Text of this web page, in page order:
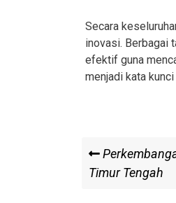
Secara
inovasi. Berbagai
efektif guna
menjadi kata
Post
Previous
Post
Timur Tengah